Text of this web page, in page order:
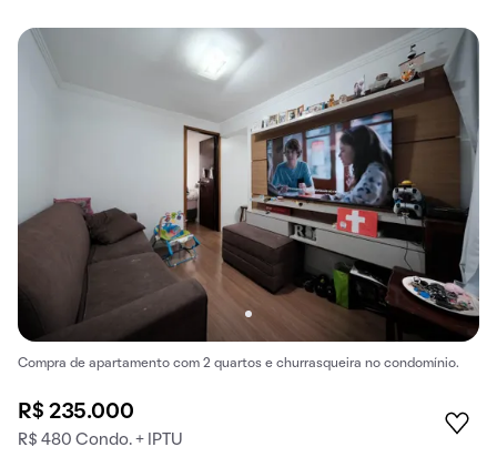
Compra de apartamento com 2 quartos e churrasqueira no condomínio.
R$ 235.000
R$ 480 Condo. + IPTU